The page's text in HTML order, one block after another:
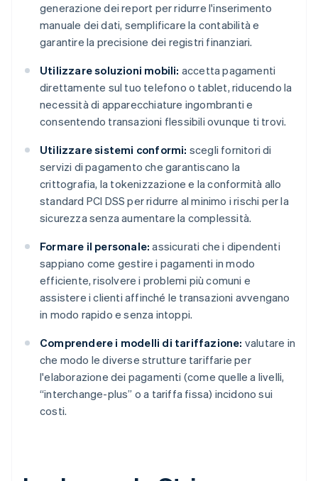
generazione dei report per ridurre l'inserimento
manuale dei dati, semplificare la contabilità e
garantire la precisione dei registri finanziari.
Utilizzare soluzioni mobili: accetta pagamenti
direttamente sul tuo telefono o tablet, riducendo la
necessità di apparecchiature ingombranti e
consentendo transazioni flessibili ovunque ti trovi.
Utilizzare sistemi conformi: scegli fornitori di
servizi di pagamento che garantiscano la
crittografia, la tokenizzazione e la conformità allo
standard PCI DSS per ridurre al minimo i rischi per la
sicurezza senza aumentare la complessità.
Formare il personale: assicurati che i dipendenti
sappiano come gestire i pagamenti in modo
efficiente, risolvere i problemi più comuni e
assistere i clienti affinché le transazioni avvengano
in modo rapido e senza intoppi.
Comprendere i modelli di tariffazione: valutare in
che modo le diverse strutture tariffarie per
l'elaborazione dei pagamenti (come quelle a livelli,
“interchange-plus” o a tariffa fissa) incidono sui
costi.